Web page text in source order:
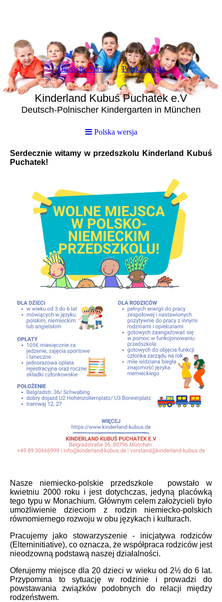
Deutsche Version Polska wersja
Kinderland Kubuś Puchatek e.V
Deutsch-Polnischer Kindergarten in München
Polska wersja
Serdecznie witamy w przedszkolu Kinderland Kubuś
Puchatek!
Nasze niemiecko-polskie przedszkole powstało w
kwietniu 2000 roku i jest dotychczas, jedyną placówką
tego typu w Monachium. Głównym celem założycieli było
umożliwienie dzieciom z rodzin niemiecko-polskich
równomiernego rozwoju w obu językach i kulturach.
Pracujemy jako stowarzyszenie - inicjatywa rodziców
(Elterninitiative), co oznacza, że współpraca rodziców jest
nieodzowną podstawą naszej działalności.
Oferujemy miejsce dla 20 dzieci w wieku od 2½ do 6 lat.
Przypomina to sytuację w rodzinie i prowadzi do
powstawania związków podobnych do relacji między
rodzeństwem.